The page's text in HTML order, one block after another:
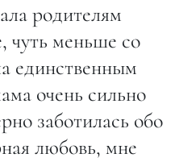
родителям
чуть меньше со
единственным
очень сильно
заботилась обо
любовь, мне